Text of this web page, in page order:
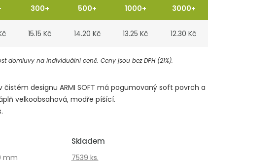
300+ 500+ 1000+ 3000+
15.15 Kč 14.20 Kč 13.25 Kč 12.30 Kč
domluvy na individuální ceně. Ceny jsou bez DPH (21%).
čistém designu ARMI SOFT má pogumovaný soft povrch a
velkoobsahová, modře píšící.
mm
Skladem
7539 ks.